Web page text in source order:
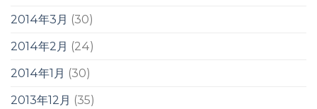
2014年3月 (30)
2014年2月 (24)
2014年1月 (30)
2013年12月 (35)